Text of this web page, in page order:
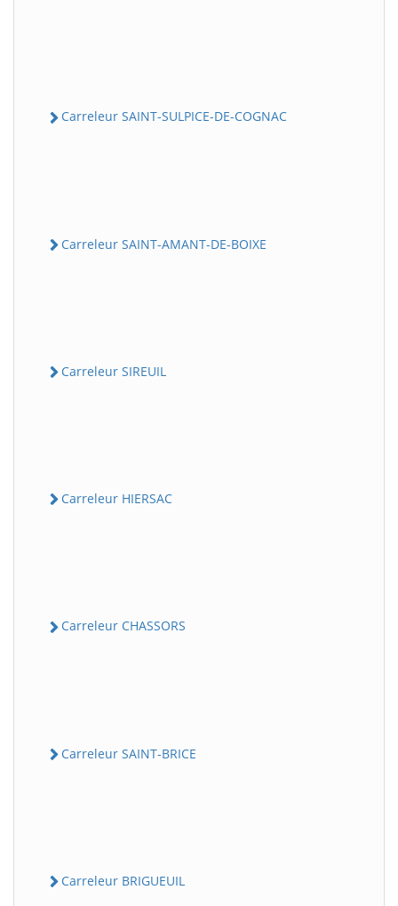
Carreleur SAINT-SULPICE-DE-COGNAC
Carreleur SAINT-AMANT-DE-BOIXE
Carreleur SIREUIL
Carreleur HIERSAC
Carreleur CHASSORS
Carreleur SAINT-BRICE
Carreleur BRIGUEUIL